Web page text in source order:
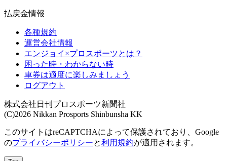
払戻金情報
各種規約
運営会社情報
エンジョイ×プロスポーツとは？
困った時・わからない時
車券は適度に楽しみましょう
ログアウト
株式会社日刊プロスポーツ新聞社
(C)2026 Nikkan Prosports Shinbunsha KK
このサイトはreCAPTCHAによって保護されており、Google
のプライバシーポリシーと利用規約が適用されます。